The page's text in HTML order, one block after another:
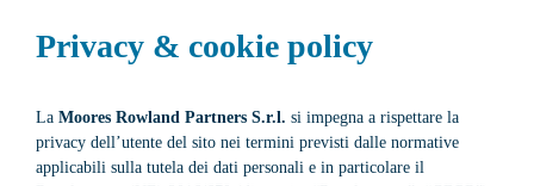
Privacy & cookie policy
La Moores Rowland Partners S.r.l. si impegna a rispettare la
privacy dell’utente del sito nei termini previsti dalle normative
applicabili sulla tutela dei dati personali e in particolare il